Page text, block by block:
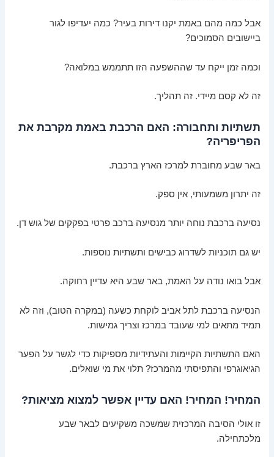
אבל כמה מהם באמת יקנו דירות בעיר? כמה יעדיפו לגור
ביישובים הסמוכים?
וכמה זמן ייקח עד שההשפעה הזו תתממש במלואה?
זה לא קסם מיידי. זה תהליך.
תשתיות ותחבורה: האם הרכבת באמת מקרבת את
הפריפריה?
באר שבע מחוברת למרכז הארץ ברכבת.
זה יתרון משמעותי, אין ספק.
נסיעה ברכבת נוחה יותר מנסיעה ברכב פרטי בפקקים של גוש דן.
יש גם תוכניות לשדרוג כבישים ותשתיות נוספות.
אבל בואו נודה על האמת, באר שבע היא עדיין רחוקה.
הנסיעה ברכבת לתל אביב לוקחת כשעה (במקרה הטוב), וזה לא
תמיד מתאים למי שעובד במרכז וצריך גמישות.
האם התשתיות הקיימות והעתידיות מספיקות כדי לגשר על הפער
הגיאוגרפי והתפיסתי מהמרכז? תלוי את מי שואלים.
המחיר! המחיר! האם עדיין אפשר למצוא מציאות?
זו אולי הסיבה המרכזית שמשכה משקיעים לבאר שבע
מלכתחילה.